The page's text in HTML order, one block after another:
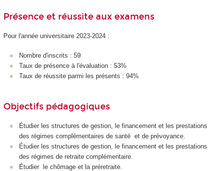
Présence et réussite aux examens
Pour l'année universitaire 2023-2024 :
Nombre d'inscrits : 59
Taux de présence à l'évaluation : 53%
Taux de réussite parmi les présents : 94%
Objectifs pédagogiques
Étudier les structures de gestion, le financement et les prestations
des régimes complémentaires de santé et de prévoyance.
Étudier les structures de gestion, le financement et les prestations
des régimes de retraite complémentaire.
Étudier le chômage et la préretraite.